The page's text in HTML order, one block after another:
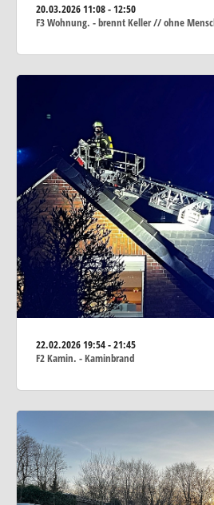
20.03.202611:08 - 12:50
F3 Wohnung. - brennt Keller // ohne
22.02.202619:54 - 21:45
F2 Kamin. - Kaminbrand